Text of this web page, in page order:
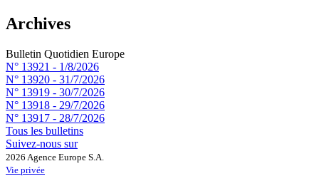
Archives
Bulletin Quotidien Europe
N° 13921 - 1/8/2026
N° 13920 - 31/7/2026
N° 13919 - 30/7/2026
N° 13918 - 29/7/2026
N° 13917 - 28/7/2026
Tous les bulletins
Suivez-nous sur
2026 Agence Europe S.A.
Vie privée